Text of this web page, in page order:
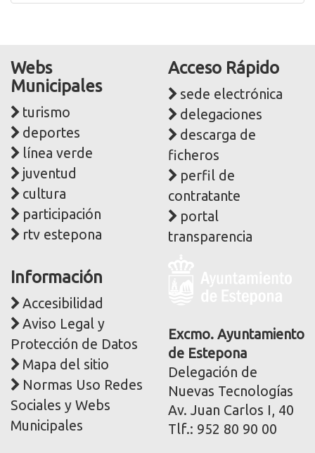
Webs
Municipales
turismo
deportes
línea verde
juventud
cultura
participación
rtv estepona
Acceso Rápido
sede electrónica
delegaciones
descarga de
ficheros
perfil de
contratante
portal
transparencia
Información
Accesibilidad
Aviso Legal y
Protección de Datos
Mapa del sitio
Normas Uso Redes
Sociales y Webs
Municipales
corporativa
Excmo. Ayuntamiento
de Estepona
Delegación de
Nuevas Tecnologías
Av. Juan Carlos I, 40
Tlf.: 952 80 90 00